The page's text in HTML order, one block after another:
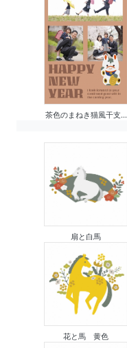
茶色のまねき猫風干支...
扇と白馬
花と馬 黄色